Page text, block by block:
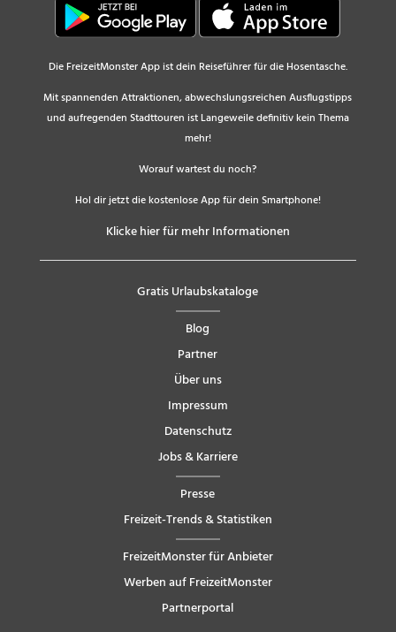
Die FreizeitMonster App ist dein Reiseführer für die Hosentasche.
Mit spannenden Attraktionen, abwechslungsreichen Ausflugstipps
und aufregenden Stadttouren ist Langeweile definitiv kein Thema
mehr!
Worauf wartest du noch?
Hol dir jetzt die kostenlose App für dein Smartphone!
Klicke hier für mehr Informationen
Gratis Urlaubskataloge
Blog
Partner
Über uns
Impressum
Datenschutz
Jobs & Karriere
Presse
Freizeit-Trends & Statistiken
FreizeitMonster für Anbieter
Werben auf FreizeitMonster
Partnerportal